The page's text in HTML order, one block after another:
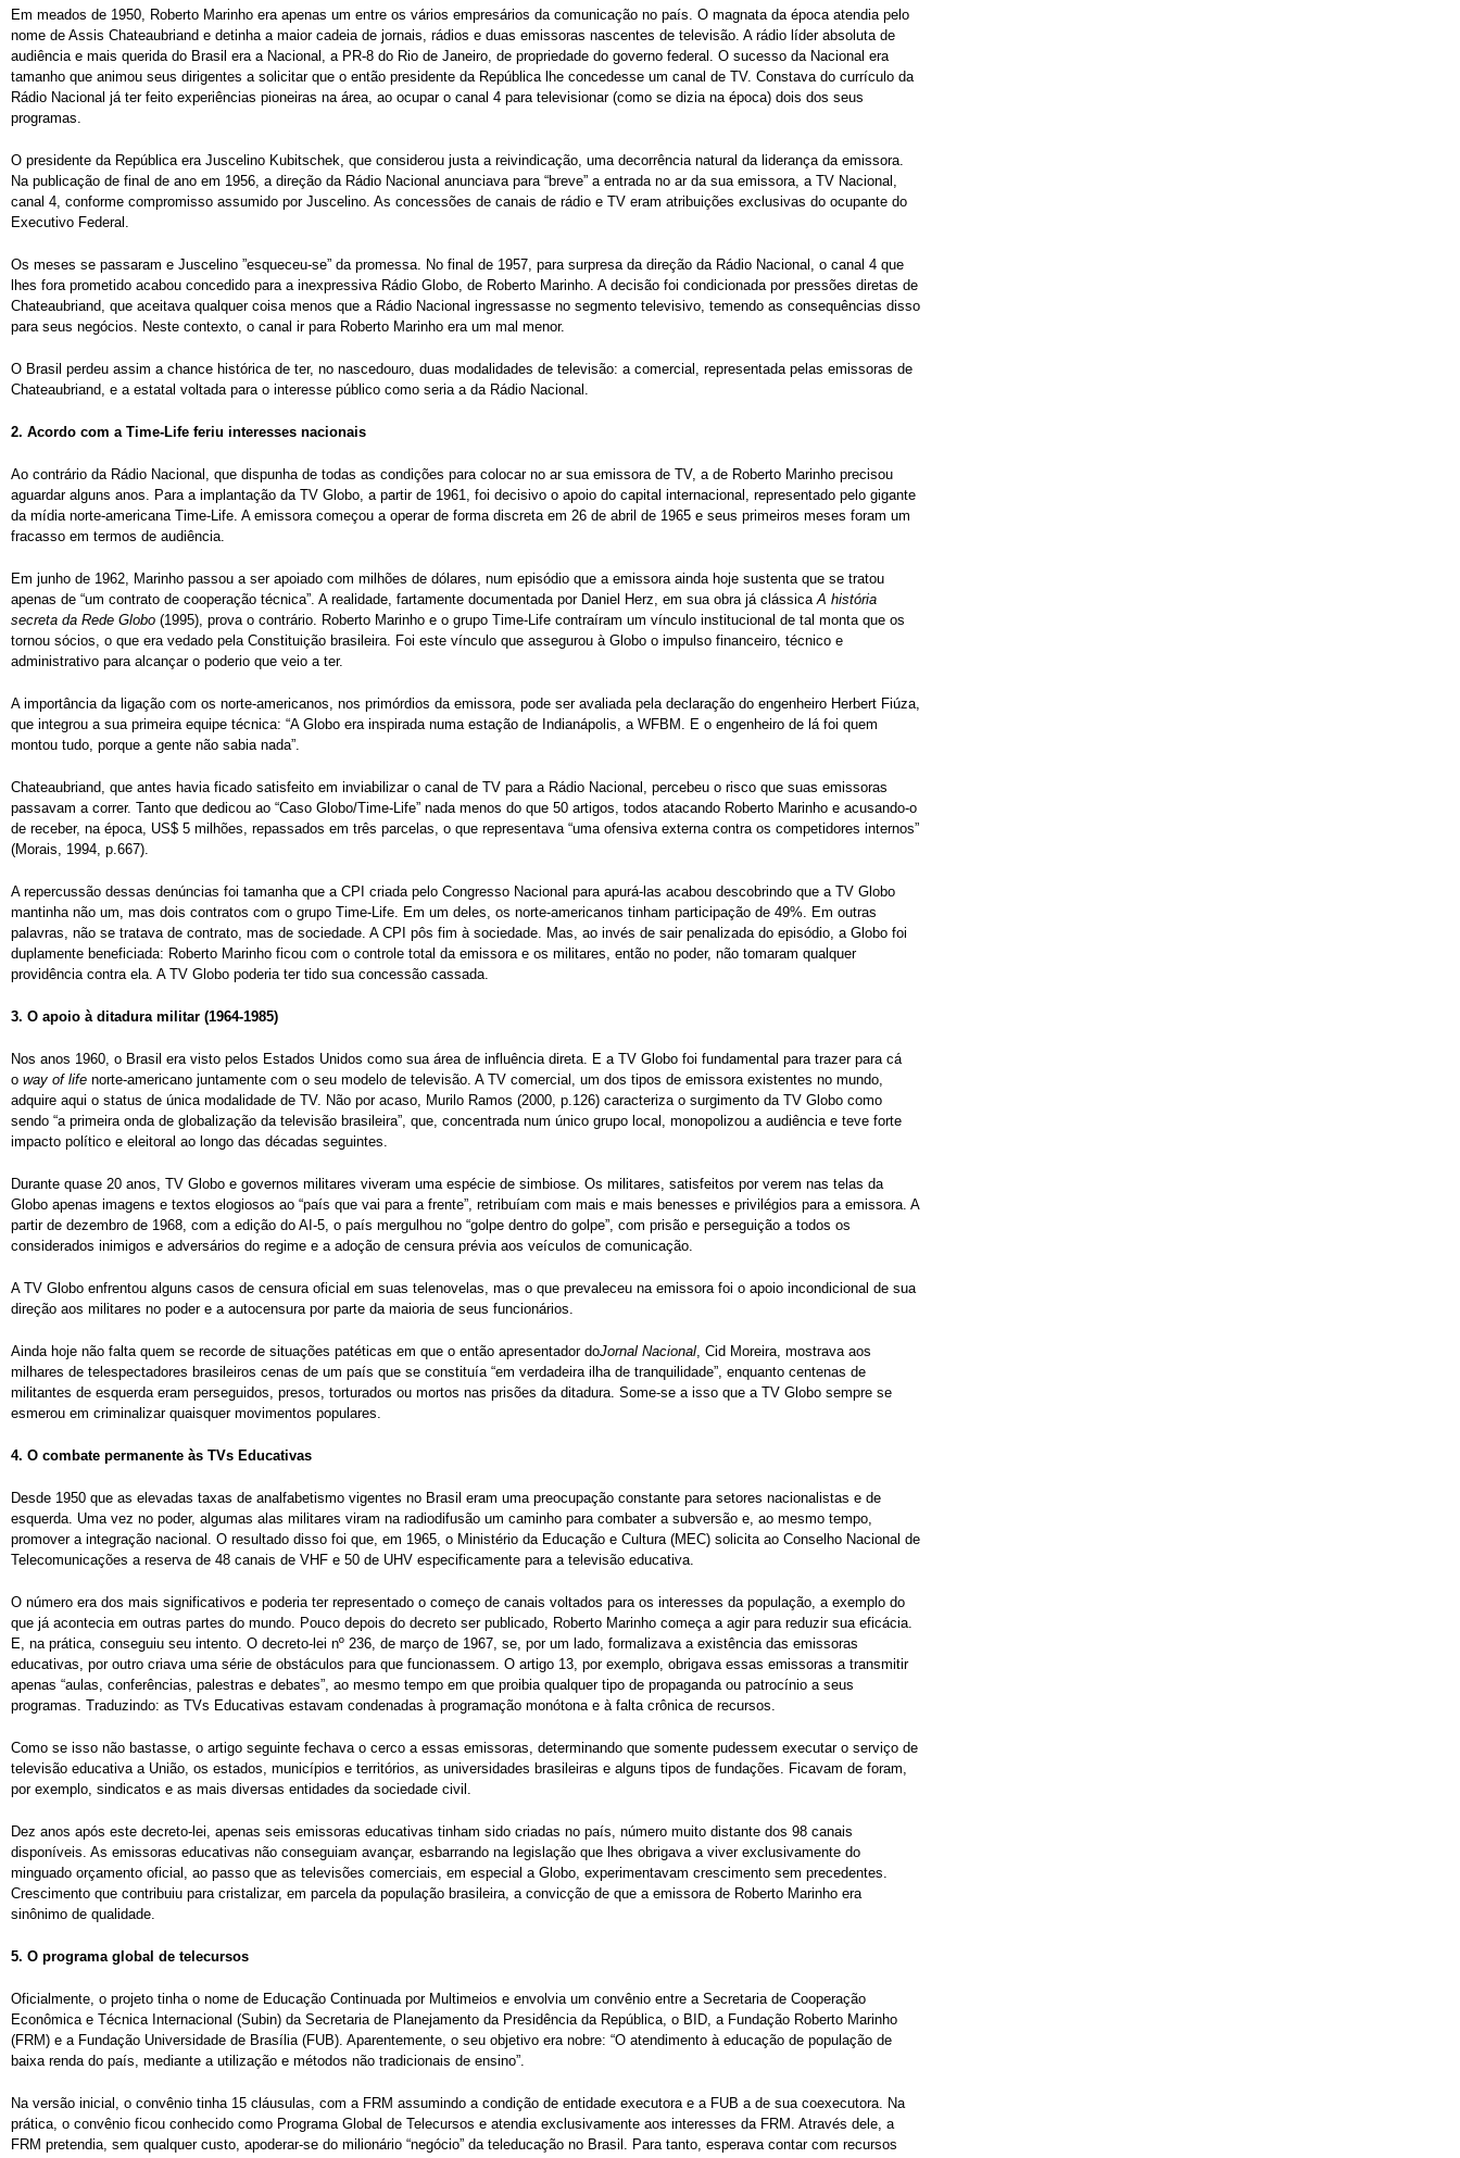
Em meados de 1950, Roberto Marinho era apenas um entre os vários empresários da comunicação no país. O magnata da época atendia pelo
nome de Assis Chateaubriand e detinha a maior cadeia de jornais, rádios e duas emissoras nascentes de televisão. A rádio líder absoluta de
audiência e mais querida do Brasil era a Nacional, a PR-8 do Rio de Janeiro, de propriedade do governo federal. O sucesso da Nacional era
tamanho que animou seus dirigentes a solicitar que o então presidente da República lhe concedesse um canal de TV. Constava do currículo da
Rádio Nacional já ter feito experiências pioneiras na área, ao ocupar o canal 4 para televisionar (como se dizia na época) dois dos seus
programas.
O presidente da República era Juscelino Kubitschek, que considerou justa a reivindicação, uma decorrência natural da liderança da emissora.
Na publicação de final de ano em 1956, a direção da Rádio Nacional anunciava para “breve” a entrada no ar da sua emissora, a TV Nacional,
canal 4, conforme compromisso assumido por Juscelino. As concessões de canais de rádio e TV eram atribuições exclusivas do ocupante do
Executivo Federal.
Os meses se passaram e Juscelino ”esqueceu-se” da promessa. No final de 1957, para surpresa da direção da Rádio Nacional, o canal 4 que
lhes fora prometido acabou concedido para a inexpressiva Rádio Globo, de Roberto Marinho. A decisão foi condicionada por pressões diretas de
Chateaubriand, que aceitava qualquer coisa menos que a Rádio Nacional ingressasse no segmento televisivo, temendo as consequências disso
para seus negócios. Neste contexto, o canal ir para Roberto Marinho era um mal menor.
O Brasil perdeu assim a chance histórica de ter, no nascedouro, duas modalidades de televisão: a comercial, representada pelas emissoras de
Chateaubriand, e a estatal voltada para o interesse público como seria a da Rádio Nacional.
2. Acordo com a Time-Life feriu interesses nacionais
Ao contrário da Rádio Nacional, que dispunha de todas as condições para colocar no ar sua emissora de TV, a de Roberto Marinho precisou
aguardar alguns anos. Para a implantação da TV Globo, a partir de 1961, foi decisivo o apoio do capital internacional, representado pelo gigante
da mídia norte-americana Time-Life. A emissora começou a operar de forma discreta em 26 de abril de 1965 e seus primeiros meses foram um
fracasso em termos de audiência.
Em junho de 1962, Marinho passou a ser apoiado com milhões de dólares, num episódio que a emissora ainda hoje sustenta que se tratou
apenas de “um contrato de cooperação técnica”. A realidade, fartamente documentada por Daniel Herz, em sua obra já clássica A história
secreta da Rede Globo (1995), prova o contrário. Roberto Marinho e o grupo Time-Life contraíram um vínculo institucional de tal monta que os
tornou sócios, o que era vedado pela Constituição brasileira. Foi este vínculo que assegurou à Globo o impulso financeiro, técnico e
administrativo para alcançar o poderio que veio a ter.
A importância da ligação com os norte-americanos, nos primórdios da emissora, pode ser avaliada pela declaração do engenheiro Herbert Fiúza,
que integrou a sua primeira equipe técnica: “A Globo era inspirada numa estação de Indianápolis, a WFBM. E o engenheiro de lá foi quem
montou tudo, porque a gente não sabia nada”.
Chateaubriand, que antes havia ficado satisfeito em inviabilizar o canal de TV para a Rádio Nacional, percebeu o risco que suas emissoras
passavam a correr. Tanto que dedicou ao “Caso Globo/Time-Life” nada menos do que 50 artigos, todos atacando Roberto Marinho e acusando-o
de receber, na época, US$ 5 milhões, repassados em três parcelas, o que representava “uma ofensiva externa contra os competidores internos”
(Morais, 1994, p.667).
A repercussão dessas denúncias foi tamanha que a CPI criada pelo Congresso Nacional para apurá-las acabou descobrindo que a TV Globo
mantinha não um, mas dois contratos com o grupo Time-Life. Em um deles, os norte-americanos tinham participação de 49%. Em outras
palavras, não se tratava de contrato, mas de sociedade. A CPI pôs fim à sociedade. Mas, ao invés de sair penalizada do episódio, a Globo foi
duplamente beneficiada: Roberto Marinho ficou com o controle total da emissora e os militares, então no poder, não tomaram qualquer
providência contra ela. A TV Globo poderia ter tido sua concessão cassada.
3. O apoio à ditadura militar (1964-1985)
Nos anos 1960, o Brasil era visto pelos Estados Unidos como sua área de influência direta. E a TV Globo foi fundamental para trazer para cá
o way of life norte-americano juntamente com o seu modelo de televisão. A TV comercial, um dos tipos de emissora existentes no mundo,
adquire aqui o status de única modalidade de TV. Não por acaso, Murilo Ramos (2000, p.126) caracteriza o surgimento da TV Globo como
sendo “a primeira onda de globalização da televisão brasileira”, que, concentrada num único grupo local, monopolizou a audiência e teve forte
impacto político e eleitoral ao longo das décadas seguintes.
Durante quase 20 anos, TV Globo e governos militares viveram uma espécie de simbiose. Os militares, satisfeitos por verem nas telas da
Globo apenas imagens e textos elogiosos ao “país que vai para a frente”, retribuíam com mais e mais benesses e privilégios para a emissora. A
partir de dezembro de 1968, com a edição do AI-5, o país mergulhou no “golpe dentro do golpe”, com prisão e perseguição a todos os
considerados inimigos e adversários do regime e a adoção de censura prévia aos veículos de comunicação.
A TV Globo enfrentou alguns casos de censura oficial em suas telenovelas, mas o que prevaleceu na emissora foi o apoio incondicional de sua
direção aos militares no poder e a autocensura por parte da maioria de seus funcionários.
Ainda hoje não falta quem se recorde de situações patéticas em que o então apresentador doJornal Nacional , Cid Moreira, mostrava aos
milhares de telespectadores brasileiros cenas de um país que se constituía “em verdadeira ilha de tranquilidade”, enquanto centenas de
militantes de esquerda eram perseguidos, presos, torturados ou mortos nas prisões da ditadura. Some-se a isso que a TV Globo sempre se
esmerou em criminalizar quaisquer movimentos populares.
4. O combate permanente às TVs Educativas
Desde 1950 que as elevadas taxas de analfabetismo vigentes no Brasil eram uma preocupação constante para setores nacionalistas e de
esquerda. Uma vez no poder, algumas alas militares viram na radiodifusão um caminho para combater a subversão e, ao mesmo tempo,
promover a integração nacional. O resultado disso foi que, em 1965, o Ministério da Educação e Cultura (MEC) solicita ao Conselho Nacional de
Telecomunicações a reserva de 48 canais de VHF e 50 de UHV especificamente para a televisão educativa.
O número era dos mais significativos e poderia ter representado o começo de canais voltados para os interesses da população, a exemplo do
que já acontecia em outras partes do mundo. Pouco depois do decreto ser publicado, Roberto Marinho começa a agir para reduzir sua eficácia.
E, na prática, conseguiu seu intento. O decreto-lei nº 236, de março de 1967, se, por um lado, formalizava a existência das emissoras
educativas, por outro criava uma série de obstáculos para que funcionassem. O artigo 13, por exemplo, obrigava essas emissoras a transmitir
apenas “aulas, conferências, palestras e debates”, ao mesmo tempo em que proibia qualquer tipo de propaganda ou patrocínio a seus
programas. Traduzindo: as TVs Educativas estavam condenadas à programação monótona e à falta crônica de recursos.
Como se isso não bastasse, o artigo seguinte fechava o cerco a essas emissoras, determinando que somente pudessem executar o serviço de
televisão educativa a União, os estados, municípios e territórios, as universidades brasileiras e alguns tipos de fundações. Ficavam de foram,
por exemplo, sindicatos e as mais diversas entidades da sociedade civil.
Dez anos após este decreto-lei, apenas seis emissoras educativas tinham sido criadas no país, número muito distante dos 98 canais
disponíveis. As emissoras educativas não conseguiam avançar, esbarrando na legislação que lhes obrigava a viver exclusivamente do
minguado orçamento oficial, ao passo que as televisões comerciais, em especial a Globo, experimentavam crescimento sem precedentes.
Crescimento que contribuiu para cristalizar, em parcela da população brasileira, a convicção de que a emissora de Roberto Marinho era
sinônimo de qualidade.
5. O programa global de telecursos
Oficialmente, o projeto tinha o nome de Educação Continuada por Multimeios e envolvia um convênio entre a Secretaria de Cooperação
Econômica e Técnica Internacional (Subin) da Secretaria de Planejamento da Presidência da República, o BID, a Fundação Roberto Marinho
(FRM) e a Fundação Universidade de Brasília (FUB). Aparentemente, o seu objetivo era nobre: “O atendimento à educação de população de
baixa renda do país, mediante a utilização e métodos não tradicionais de ensino”.
Na versão inicial, o convênio tinha 15 cláusulas, com a FRM assumindo a condição de entidade executora e a FUB a de sua coexecutora. Na
prática, o convênio ficou conhecido como Programa Global de Telecursos e atendia exclusivamente aos interesses da FRM. Através dele, a
FRM pretendia, sem qualquer custo, apoderar-se do milionário “negócio” da teleducação no Brasil. Para tanto, esperava contar com recursos